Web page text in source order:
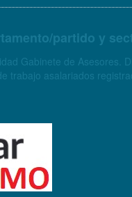
partido y
Gabinete de Asesores.
trabajo asalariados